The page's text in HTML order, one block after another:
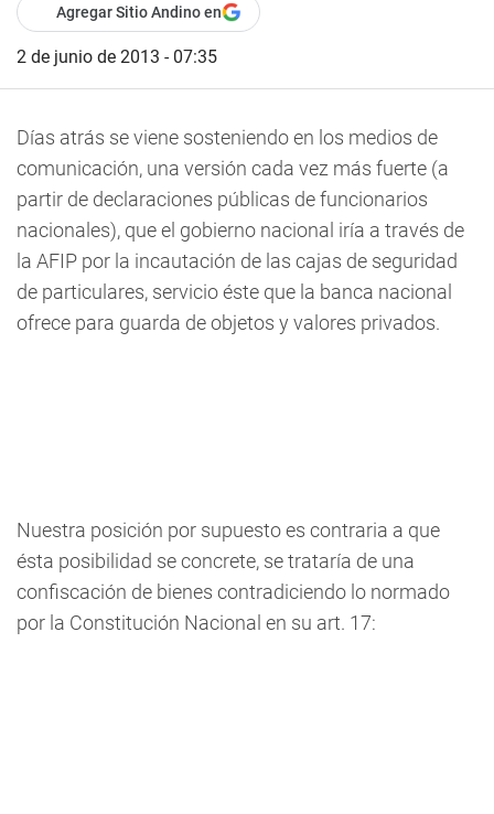
Agregar Sitio Andino en
2 de junio de 2013 - 07:35
Días atrás se viene sosteniendo en los medios de
comunicación, una versión cada vez más fuerte (a
partir de declaraciones públicas de funcionarios
nacionales), que el gobierno nacional iría a través de
la AFIP por la incautación de las cajas de seguridad
de particulares, servicio éste que la banca nacional
ofrece para guarda de objetos y valores privados.
Nuestra posición por supuesto es contraria a que
ésta posibilidad se concrete, se trataría de una
confiscación de bienes contradiciendo lo normado
por la Constitución Nacional en su art. 17: